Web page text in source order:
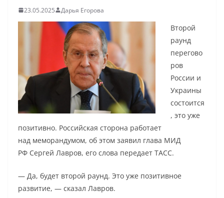
23.05.2025 Дарья Егорова
Второй
раунд
перегово
ров
России и
Украины
состоится
, это уже
позитивно. Российская сторона работает
над меморандумом, об этом заявил глава МИД
РФ Сергей Лавров, его слова передает ТАСС.
— Да, будет второй раунд. Это уже позитивное
развитие, — сказал Лавров.